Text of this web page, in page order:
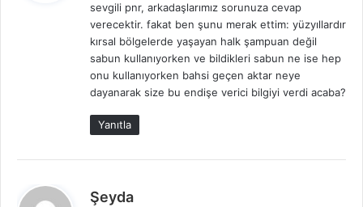
i
k
i
sevgili pnr, arkadaşlarımız sorunuza cevap
verecektir. fakat ben şunu merak ettim: yüzyıllardır
kırsal bölgelerde yaşayan halk şampuan değil
sabun kullanıyorken ve bildikleri sabun ne ise hep
onu kullanıyorken bahsi geçen aktar neye
dayanarak size bu endişe verici bilgiyi verdi acaba?
Yanıtla
Şeyda